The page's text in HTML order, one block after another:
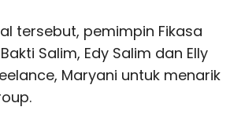
tersebut, pemimpin Fikasa
Salim, Edy Salim dan Elly
Maryani untuk menarik